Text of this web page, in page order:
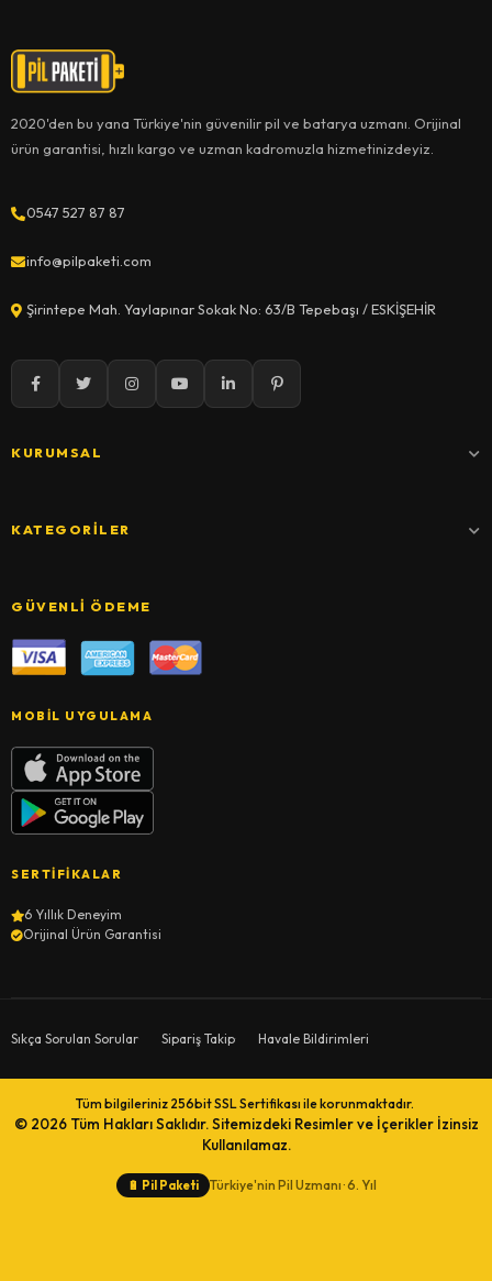
2020'den bu yana Türkiye'nin güvenilir pil ve batarya uzmanı. Orijinal
ürün garantisi, hızlı kargo ve uzman kadromuzla hizmetinizdeyiz.
0547 527 87 87
info@pilpaketi.com
Şirintepe Mah. Yaylapınar Sokak No: 63/B Tepebaşı / ESKİŞEHİR
KURUMSAL
KATEGORILER
GÜVENLI ÖDEME
MOBIL UYGULAMA
SERTIFIKALAR
6 Yıllık Deneyim
Orijinal Ürün Garantisi
Sıkça Sorulan Sorular Sipariş Takip Havale Bildirimleri
Tüm bilgileriniz 256bit SSL Sertifikası ile korunmaktadır.
© 2026 Tüm Hakları Saklıdır. Sitemizdeki Resimler ve İçerikler İzinsiz
Kullanılamaz.
🔋 Pil Paketi Türkiye'nin Pil Uzmanı · 6. Yıl